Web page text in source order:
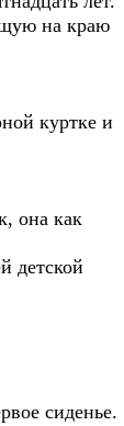
на краю
куртке и
она как
детской
сиденье.